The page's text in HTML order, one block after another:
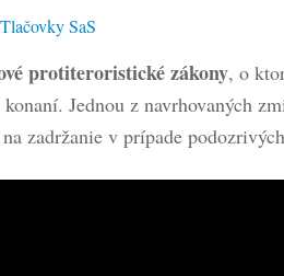
Tlačovky SaS
protiteroristické zákony, o
Jednou z navrhovaných
zadržanie v prípade